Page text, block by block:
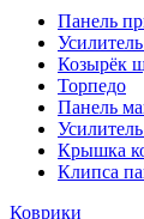
Панель
Козырёк
Торпедо
Панель
Крышка
Клипса
Коврики